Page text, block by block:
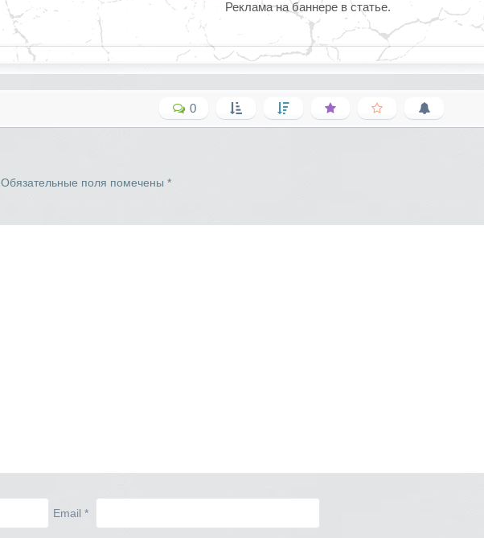
Реклама на баннере в статье.
0
Обязательные поля помечены *
Email *